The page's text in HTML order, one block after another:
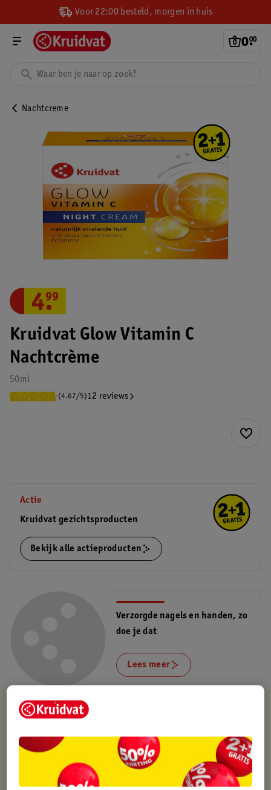
Voor 22:00 besteld, morgen in huis
0.
00
Nachtcreme
Kruidvat Glow Vitamin C
Nachtcrème
50ml
(4.67/5)12 reviews
4.
99
Actie
Kruidvat gezichtsproducten
Bekijk alle actieproducten
Verzorgde nagels en handen, zo
doe je dat
Lees meer
Kruidvat is altijd voordelig
Gratis ophalen in de winkel
Op werkdagen voor 22:00 uur besteld, volgende dag in huis
Gratis thuisbezorgd vanaf 50.00
Gratis retourneren binnen 30 dagen